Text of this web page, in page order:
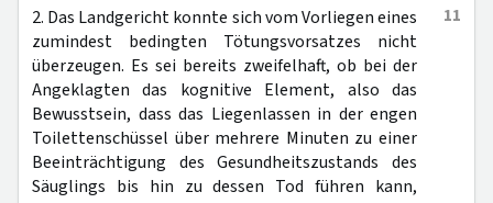
11
2. Das Landgericht konnte sich vom Vorliegen eines
zumindest bedingten Tötungsvorsatzes nicht
überzeugen. Es sei bereits zweifelhaft, ob bei der
Angeklagten das kognitive Element, also das
Bewusstsein, dass das Liegenlassen in der engen
Toilettenschüssel über mehrere Minuten zu einer
Beeinträchtigung des Gesundheitszustands des
Säuglings bis hin zu dessen Tod führen kann,